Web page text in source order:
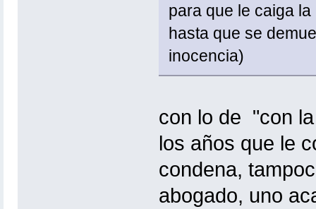
para que le caiga
hasta que se
inocencia)
con lo de "con
los años que le
condena,
abogado, uno